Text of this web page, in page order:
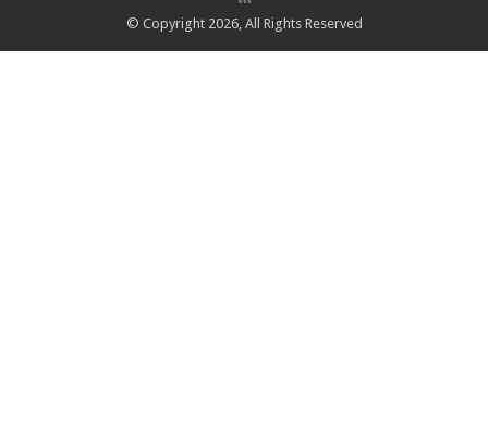
© Copyright 2026, All Rights Reserved